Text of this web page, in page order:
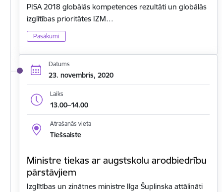
PISA 2018 globālās kompetences rezultāti un globālās
izglītības prioritātes IZM…
Pasākumi
Datums
23. novembris, 2020
Laiks
13.00–14.00
Atrašanās vieta
Tiešsaiste
Ministre tiekas ar augstskolu arodbiedrību
pārstāvjiem
Izglītības un zinātnes ministre Ilga Šuplinska attālināti